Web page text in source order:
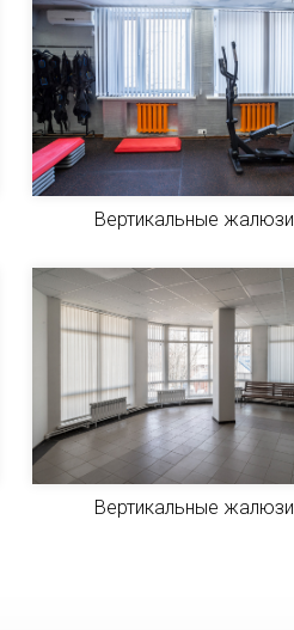
Вертикальные жалюзи
Вертикальные жалюзи